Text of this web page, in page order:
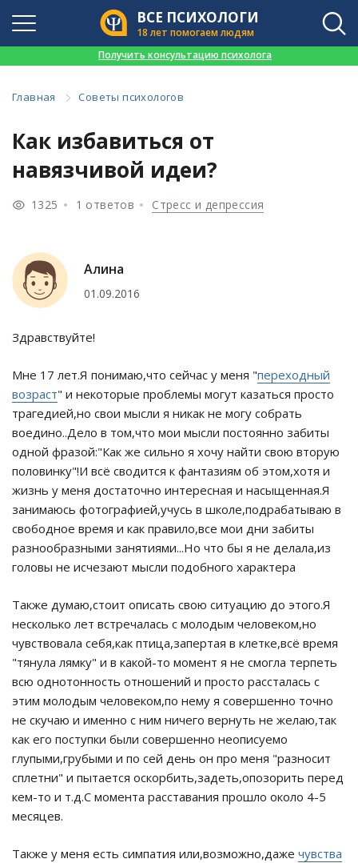
ВСЕ ПСИХОЛОГИ
18 лет помогаем людям
Получить консультацию психолога
Главная Советы психологов
Как избавиться от
навязчивой идеи?
1325 1 ответов Стресс и депрессия
Алина
01.09.2016
Здравствуйте!
Мне 17 лет.Я понимаю,что сейчас у меня "переходный
возраст" и некоторые проблемы могут казаться просто
трагедией,но свои мысли я никак не могу собрать
воедино..Дело в том,что мои мысли постоянно забиты
одной фразой:"Как же сильно я хочу найти свою вторую
половинку"!И всё сводится к фантазиям об этом,хотя и
жизнь у меня достаточно интересная и насыщенная.Я
занимаюсь фотографией,учусь в школе,подрабатываю в
свободное время и как правило,все мои дни забиты
разнообразными занятиями...Но что бы я не делала,из
головы не исчезают мысли подобного характера
Также думаю,стоит описать свою ситуацию до этого.Я
несколько лет встречалась с молодым человеком,но
чувствовала себя,как птица,запертая в клетке,всё время
"тянула лямку" и в какой-то момент я не смогла терпеть
всю однотонность отношений и просто рассталась с
этим молодым человеком,по нему я совершенно точно
не скучаю и именно с ним ничего вернуть не желаю,так
как его поступки были совершенно неописуемо
глупыми,грубыми и по сей день он про меня "разносит
сплетни" и пытается оскорбить,задеть,опозорить перед
кем-то и т.д.С момента расставания прошло около 4-5
месяцев.
Также у меня есть симпатия или,возможно,даже чувства